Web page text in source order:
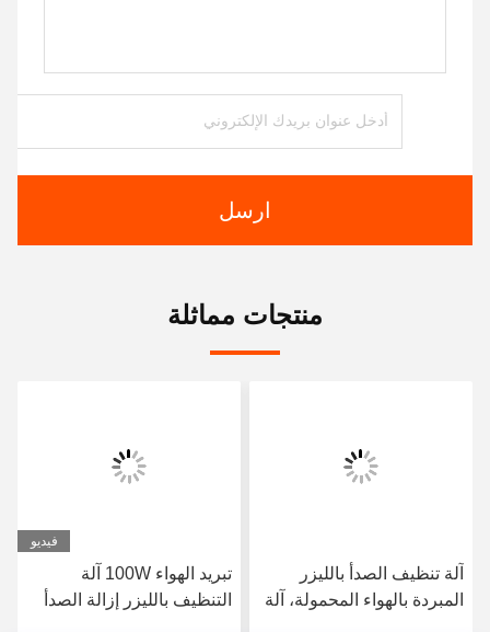
ارسل
منتجات مماثلة
آلة تنظيف الصدأ بالليزر
المبردة بالهواء المحمولة، آلة
فيديو
تبريد الهواء 100W آلة
التنظيف بالليزر إزالة الصدأ